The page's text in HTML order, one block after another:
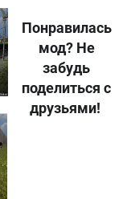
Понравилась
мод? Не
забудь
поделиться с
друзьями!